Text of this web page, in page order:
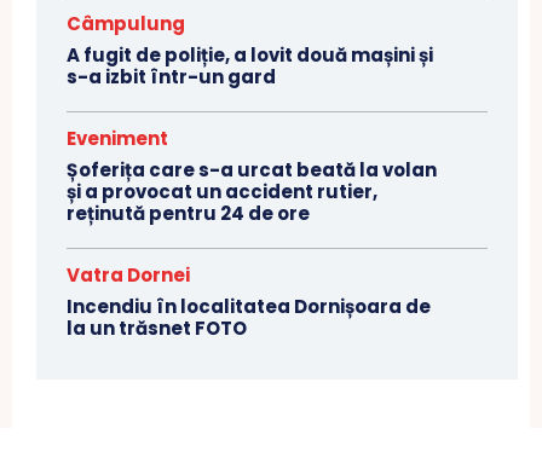
Câmpulung
A fugit de poliție, a lovit două mașini și
s-a izbit într-un gard
Eveniment
Șoferița care s-a urcat beată la volan
și a provocat un accident rutier,
reținută pentru 24 de ore
Vatra Dornei
Incendiu în localitatea Dornișoara de
la un trăsnet FOTO